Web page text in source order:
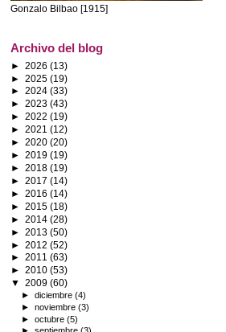
Gonzalo Bilbao [1915]
Archivo del blog
► 2026 (13)
► 2025 (19)
► 2024 (33)
► 2023 (43)
► 2022 (19)
► 2021 (12)
► 2020 (20)
► 2019 (19)
► 2018 (19)
► 2017 (14)
► 2016 (14)
► 2015 (18)
► 2014 (28)
► 2013 (50)
► 2012 (52)
► 2011 (63)
► 2010 (53)
▼ 2009 (60)
►diciembre(4)
►noviembre(3)
►octubre(5)